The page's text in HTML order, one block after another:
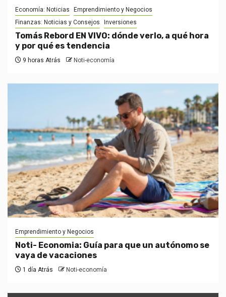
Economía: Noticias
Emprendimiento y Negocios
Finanzas: Noticias y Consejos
Inversiones
Tomás Rebord EN VIVO: dónde verlo, a qué hora
y por qué es tendencia
9 horas Atrás Noti-economía
Emprendimiento y Negocios
Noti- Economia: Guía para que un autónomo se
vaya de vacaciones
1 día Atrás Noti-economía